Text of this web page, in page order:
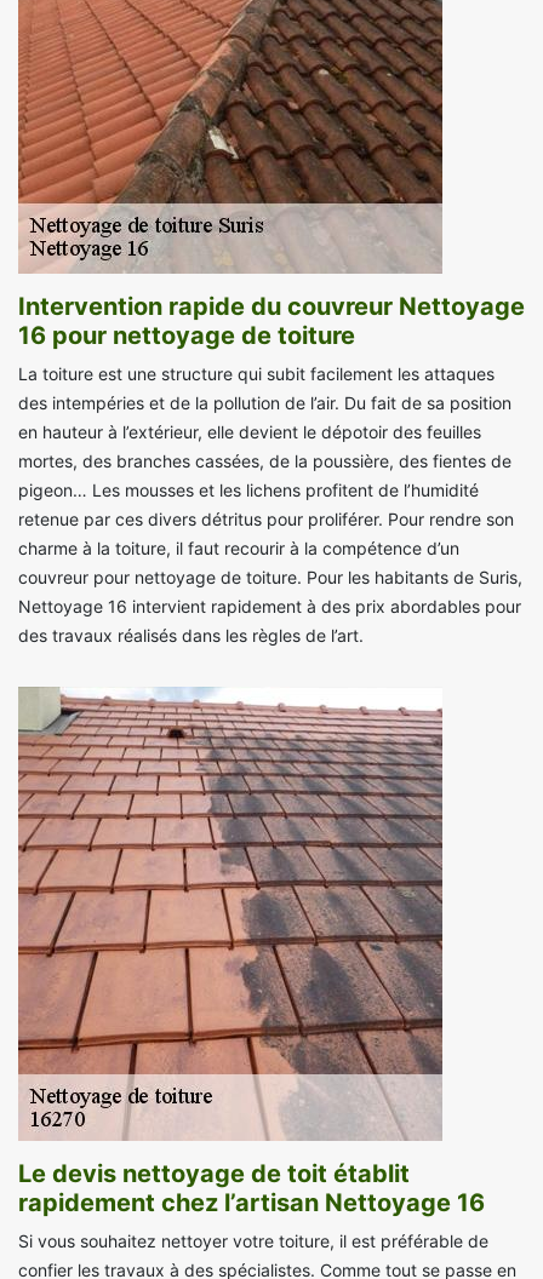
Intervention rapide du couvreur Nettoyage
16 pour nettoyage de toiture
La toiture est une structure qui subit facilement les attaques
des intempéries et de la pollution de l’air. Du fait de sa position
en hauteur à l’extérieur, elle devient le dépotoir des feuilles
mortes, des branches cassées, de la poussière, des fientes de
pigeon… Les mousses et les lichens profitent de l’humidité
retenue par ces divers détritus pour proliférer. Pour rendre son
charme à la toiture, il faut recourir à la compétence d’un
couvreur pour nettoyage de toiture. Pour les habitants de Suris,
Nettoyage 16 intervient rapidement à des prix abordables pour
des travaux réalisés dans les règles de l’art.
Le devis nettoyage de toit établit
rapidement chez l’artisan Nettoyage 16
Si vous souhaitez nettoyer votre toiture, il est préférable de
confier les travaux à des spécialistes. Comme tout se passe en